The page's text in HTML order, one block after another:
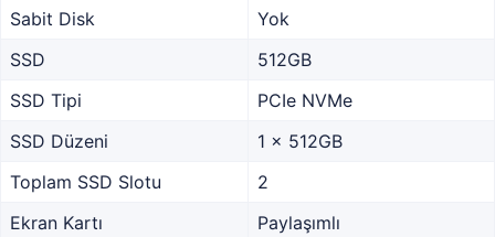
Sabit Disk
Yok
SSD
512GB
SSD Tipi
PCIe NVMe
SSD Düzeni
1 x 512GB
Toplam SSD Slotu
2
Ekran Kartı
Paylaşımlı